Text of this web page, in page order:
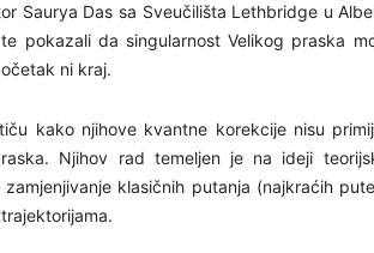
Saurya Das sa Sveučilišta Lethbridge u
pokazali da singularnost Velikog praska
ni kraj.
kako njihove kvantne korekcije nisu
Njihov rad temeljen je na ideji
zamjenjivanje klasičnih putanja (najkraćih